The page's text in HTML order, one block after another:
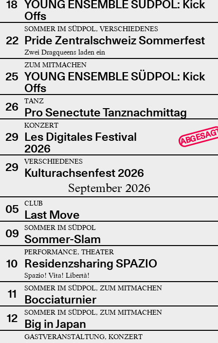
18 YOUNG ENSEMBLE SÜDPOL: Kick
Offs
22
SOMMER IM SÜDPOL, VERSCHIEDENES
Pride Zentralschweiz Sommerfest
Zwei Dragqueens laden ein
25
ZUM MITMACHEN
YOUNG ENSEMBLE SÜDPOL: Kick
Offs
26
TANZ
Pro Senectute Tanznachmittag
29
KONZERT
Les Digitales Festival
2026
29 VERSCHIEDENES
Kulturachsenfest 2026
September 2026
05 CLUB
Last Move
09
SOMMER IM SÜDPOL
Sommer-Slam
10
PERFORMANCE, THEATER
Residenzsharing SPAZIO
Spazio! Vita! Libertà!
11 SOMMER IM SÜDPOL, ZUM MITMACHEN
Bocciaturnier
12
SOMMER IM SÜDPOL, ZUM MITMACHEN
Big in Japan
GASTVERANSTALTUNG, KONZERT